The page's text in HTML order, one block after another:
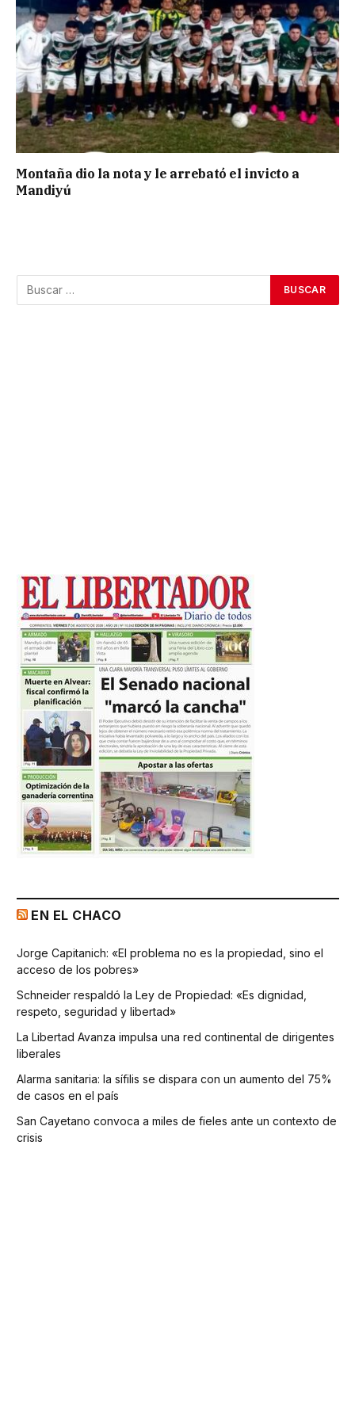
Montaña dio la nota y le arrebató el invicto a
Mandiyú
EN EL CHACO
Jorge Capitanich: «El problema no es la propiedad, sino el
acceso de los pobres»
Schneider respaldó la Ley de Propiedad: «Es dignidad,
respeto, seguridad y libertad»
La Libertad Avanza impulsa una red continental de dirigentes
liberales
Alarma sanitaria: la sífilis se dispara con un aumento del 75%
de casos en el país
San Cayetano convoca a miles de fieles ante un contexto de
crisis